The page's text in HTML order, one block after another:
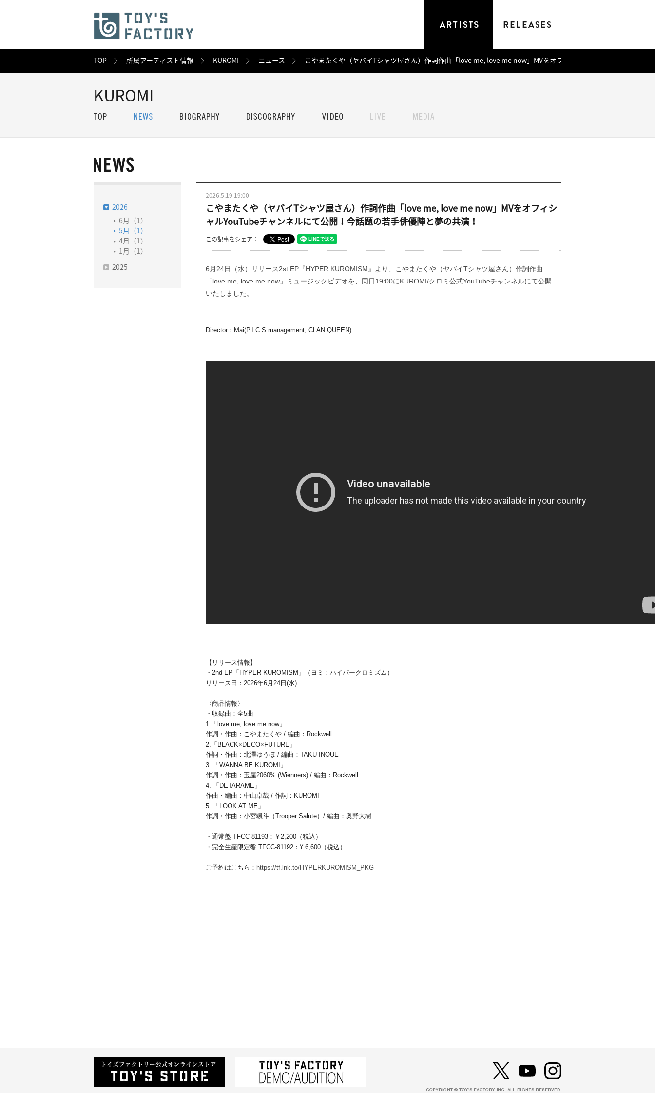
TOP 所属アーティスト情報 KUROMI ニュース こやまたくや（ヤバイTシャツ屋さん）作詞作曲「love me, love me now」MVをオフィシャルYouTubeチャンネ
KUROMI
2026
6月（1）
5月（1）
4月（1）
1月（1）
2025
2026.5.19 19:00
こやまたくや（ヤバイTシャツ屋さん）作詞作曲「love me, love me now」MVをオフィシ
ャルYouTubeチャンネルにて公開！今話題の若手俳優陣と夢の共演！
この記事をシェア：
6月24日（水）リリース2st EP『HYPER KUROMISM』より、こやまたくや（ヤバイTシャツ屋さん）作詞作曲
「love me, love me now」ミュージックビデオを、同日19:00にKUROMI/クロミ公式YouTubeチャンネルにて公開
いたしました。
Director：Mai(P.I.C.S management, CLAN QUEEN)
【リリース情報】
・2nd EP「HYPER KUROMISM」（ヨミ：ハイパークロミズム）
リリース日：2026年6月24日(水)
〈商品情報〉
・収録曲：全5曲
1.「love me, love me now」
作詞・作曲：こやまたくや / 編曲：Rockwell
2.「BLACK×DECO×FUTURE」
作詞・作曲：北澤ゆうほ / 編曲：TAKU INOUE
3. 「WANNA BE KUROMI」
作詞・作曲：玉屋2060% (Wienners) / 編曲：Rockwell
4. 「DETARAME」
作曲・編曲：中山卓哉 / 作詞：KUROMI
5. 「LOOK AT ME」
作詞・作曲：小宮颯斗（Trooper Salute）/ 編曲：奥野大樹
・通常盤 TFCC-81193：￥2,200（税込）
・完全生産限定盤 TFCC-81192：¥ 6,600（税込）
ご予約はこちら： https://tf.lnk.to/HYPERKUROMISM_PKG